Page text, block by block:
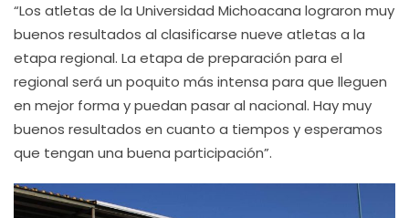
“Los atletas de la Universidad Michoacana lograron muy
buenos resultados al clasificarse nueve atletas a la
etapa regional. La etapa de preparación para el
regional será un poquito más intensa para que lleguen
en mejor forma y puedan pasar al nacional. Hay muy
buenos resultados en cuanto a tiempos y esperamos
que tengan una buena participación”.